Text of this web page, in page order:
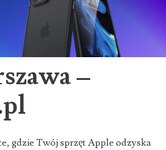
–
gdzie Twój sprzęt Apple odzyska